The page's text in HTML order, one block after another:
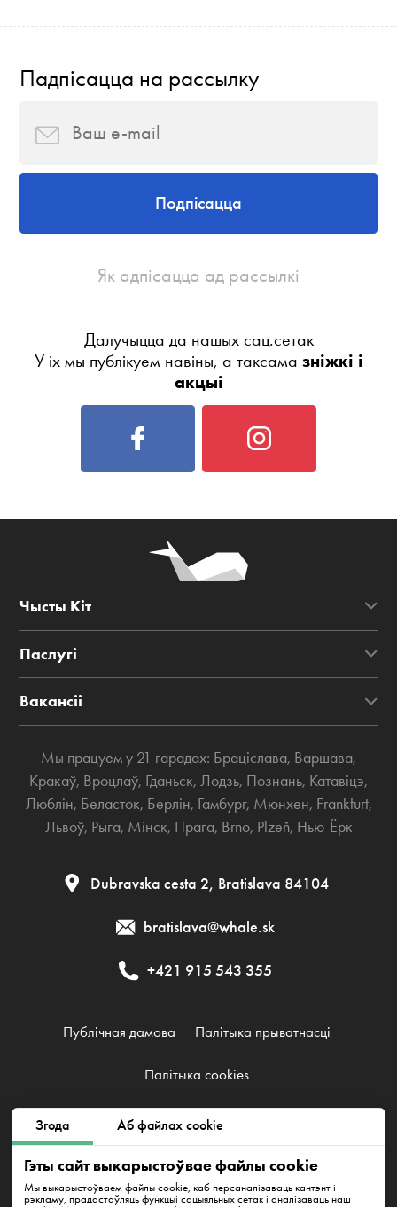
Згода Аб файлах cookie
Гэты сайт выкарыстоўвае файлы cookie
Мы выкарыстоўваем файлы cookie, каб персаналізаваць кантэнт і
рэкламу, прадастаўляць функцыі сацыяльных сетак і аналізаваць наш
Падпісацца на рассылку
Подпісацца
Як адпісацца ад рассылкі
Далучыцца да нашых сац.сетак
У іх мы публікуем навіны, а таксама зніжкі і
акцыі
Чысты Кіт
Паслугі
Вакансіі
Мы працуем у 21 гарадах: Браціслава, Варшава,
Кракаў, Вроцлаў, Гданьск, Лодзь, Познань, Катавіцэ,
Люблін, Беласток, Берлін, Гамбург, Мюнхен, Frankfurt,
Львоў, Рыга, Мінск, Прага, Brno, Plzeň, Нью-Ёрк
Dubravska cesta 2, Bratislava 84104
bratislava@whale.sk
+421 915 543 355
Публічная дамова Палітыка прыватнасці
Палітыка cookies
EMFI GROUP, s. r. o., IČO 52526941, DIČ 2121092325
Karpatské námestie 7770/10A 831 06 Bratislava - mestská časť
Rača